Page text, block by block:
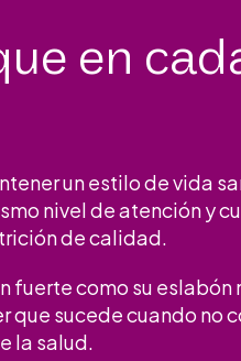
en
un estilo de vida
nivel de atención y
de calidad.
fuerte como su
que sucede cuando no
la salud.